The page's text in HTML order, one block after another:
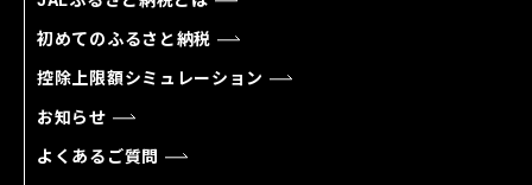
初めてのふるさと納税
控除上限額シミュレーション
お知らせ
よくあるご質問